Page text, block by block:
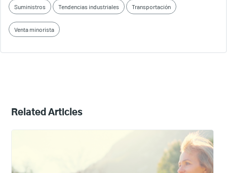
Suministros Tendencias industriales Transportación
Venta minorista
Related Articles